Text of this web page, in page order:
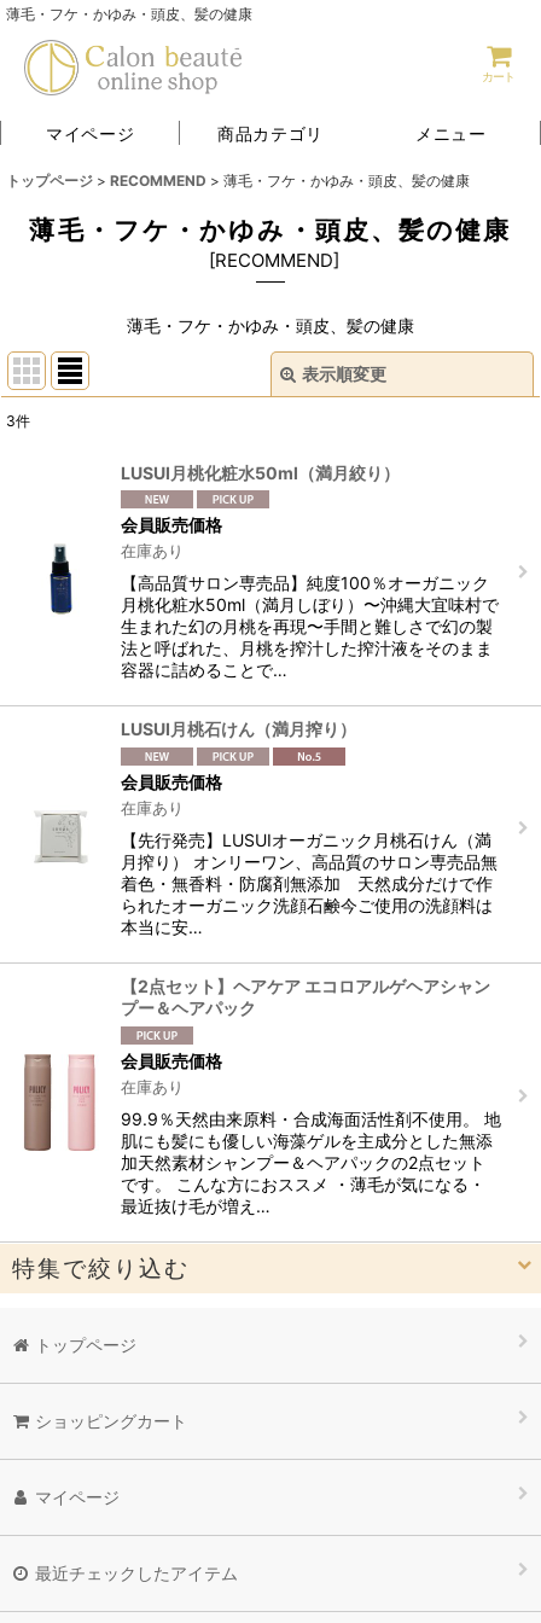
薄毛・フケ・かゆみ・頭皮、髪の健康
カート
マイページ 商品カテゴリ メニュー
トップページ > RECOMMEND > 薄毛・フケ・かゆみ・頭皮、髪の健康
薄毛・フケ・かゆみ・頭皮、髪の健康
[RECOMMEND]
薄毛・フケ・かゆみ・頭皮、髪の健康
表示順変更
絞り込む
3件
LUSUI月桃化粧水50ml（満月絞り）
会員販売価格
在庫あり
【高品質サロン専売品】純度100％オーガニック
月桃化粧水50ml（満月しぼり）〜沖縄大宜味村で
生まれた幻の月桃を再現〜手間と難しさで幻の製
法と呼ばれた、月桃を搾汁した搾汁液をそのまま
容器に詰めることで…
LUSUI月桃石けん（満月搾り）
会員販売価格
在庫あり
【先行発売】LUSUIオーガニック月桃石けん（満
月搾り） オンリーワン、高品質のサロン専売品無
着色・無香料・防腐剤無添加 天然成分だけで作
られたオーガニック洗顔石鹸今ご使用の洗顔料は
本当に安…
【2点セット】ヘアケア エコロアルゲヘアシャン
プー＆ヘアパック
会員販売価格
在庫あり
99.9％天然由来原料・合成海面活性剤不使用。 地
肌にも髪にも優しい海藻ゲルを主成分とした無添
加天然素材シャンプー＆ヘアパックの2点セット
です。 こんな方におススメ ・薄毛が気になる・
最近抜け毛が増え…
特集で絞り込む
12cosme(NMN配合化粧品）
洗顔、クレンジング、石鹸
高機能パウダーエッセンス
【守る】美容オイル（肌環境保護）
トップページ
ショッピングカート
マイページ
最近チェックしたアイテム